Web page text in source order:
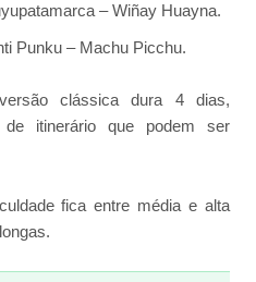
– Wiñay Huayna.
Punku – Machu Picchu.
clássica dura 4 dias,
itinerário que podem ser
fica entre média e alta